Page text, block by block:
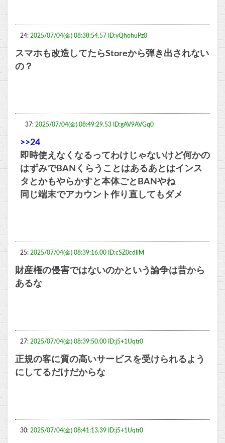
24: 2025/07/04(金) 08:38:54.57 ID:vQhohuPz0
スマホも改造してたらStoreから弾き出されない
の？
37: 2025/07/04(金) 08:49:29.53 ID:gAV9AVGq0
>>24
即時使えなくなるってわけじゃないけど何かの
はずみでBANくらうことはあるあとはインス
タとかもやらかすと本体ごとBANやね
同じ端末でアカウント作り直してもダメ
25: 2025/07/04(金) 08:39:16.00 ID:cSZ0cdliM
財産権の侵害ではないのかという論争は昔から
あるな
27: 2025/07/04(金) 08:39:50.00 ID:j5+1Uqtr0
正規の客に質の高いサービスを受けられるよう
にしてるだけだからな
30: 2025/07/04(金) 08:41:13.39 ID:j5+1Uqtr0